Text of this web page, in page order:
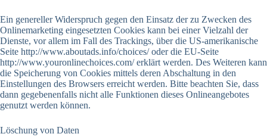
Ein genereller Widerspruch gegen den Einsatz der zu Zwecken des
Onlinemarketing eingesetzten Cookies kann bei einer Vielzahl der
Dienste, vor allem im Fall des Trackings, über die US-amerikanische
Seite http://www.aboutads.info/choices/ oder die EU-Seite
http://www.youronlinechoices.com/ erklärt werden. Des Weiteren kann
die Speicherung von Cookies mittels deren Abschaltung in den
Einstellungen des Browsers erreicht werden. Bitte beachten Sie, dass
dann gegebenenfalls nicht alle Funktionen dieses Onlineangebotes
genutzt werden können.
Löschung von Daten